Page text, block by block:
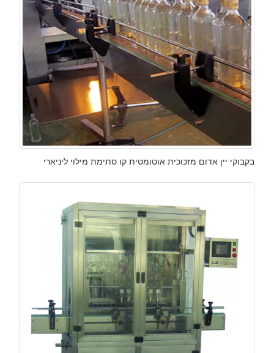
בקבוקי יין אדום מזכוכית אוטומטית קו סתימת מילוי ליניארי